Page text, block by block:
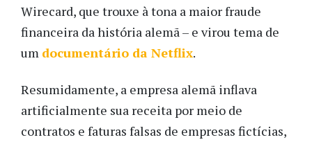
Wirecard, que trouxe à tona a maior fraude
financeira da história alemã – e virou tema de
um documentário da Netflix.
Resumidamente, a empresa alemã inflava
artificialmente sua receita por meio de
contratos e faturas falsas de empresas fictícias,